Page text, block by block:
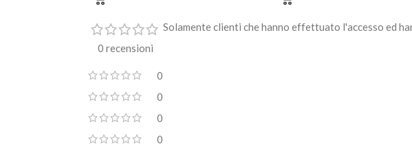
0 recensioni
0
0
0
0
Solamente clienti che hanno effettuato l'accesso ed